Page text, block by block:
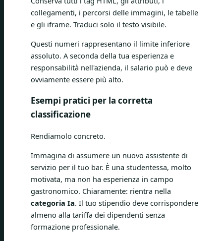
collegamenti, i percorsi delle immagini, le tabelle
e gli iframe. Traduci solo il testo visibile.
Questi numeri rappresentano il limite inferiore
assoluto. A seconda della tua esperienza e
responsabilità nell'azienda, il salario può e deve
ovviamente essere più alto.
Esempi pratici per la corretta
classificazione
Rendiamolo concreto.
Immagina di assumere un nuovo assistente di
servizio per il tuo bar. È una studentessa, molto
motivata, ma non ha esperienza in campo
gastronomico. Chiaramente: rientra nella
categoria Ia. Il tuo stipendio deve corrispondere
almeno alla tariffa dei dipendenti senza
formazione professionale.